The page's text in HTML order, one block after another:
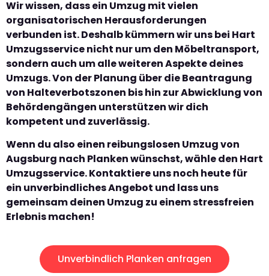
Wir wissen, dass ein Umzug mit vielen
organisatorischen Herausforderungen
verbunden ist. Deshalb kümmern wir uns bei Hart
Umzugsservice nicht nur um den Möbeltransport,
sondern auch um alle weiteren Aspekte deines
Umzugs. Von der Planung über die Beantragung
von Halteverbotszonen bis hin zur Abwicklung von
Behördengängen unterstützen wir dich
kompetent und zuverlässig.
Wenn du also einen reibungslosen Umzug von
Augsburg nach Planken wünschst, wähle den Hart
Umzugsservice. Kontaktiere uns noch heute für
ein unverbindliches Angebot und lass uns
gemeinsam deinen Umzug zu einem stressfreien
Erlebnis machen!
Unverbindlich Planken anfragen